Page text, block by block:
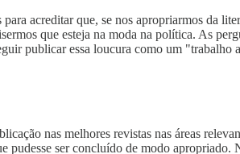
acreditar que, se nos apropriarmos da
que esteja na moda na política. As
publicar essa loucura como um "trabalho
nas melhores revistas nas áreas
pudesse ser concluído de modo